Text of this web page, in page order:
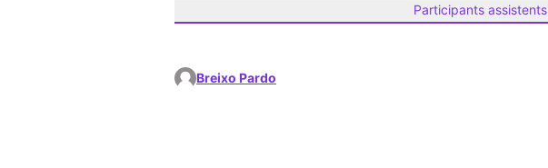
Participants assistents
Breixo Pardo